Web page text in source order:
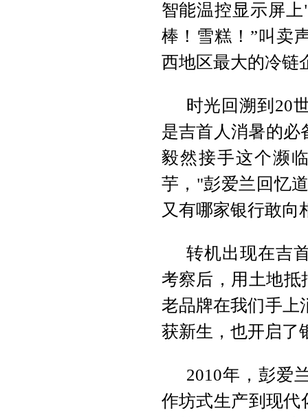
智能温控显示屏
棒！雪糕！”叫卖
西地区最大的冷链
时光回溯到20
是吉首人消暑的必
毅然接手这个濒
芋，"彭爱兰回忆
又有哪家银行敢向
转机出现在吉
考察后，用土地抵
老品牌在我们手上
获新生，也开启了
2010年，彭爱
作坊式生产到现代